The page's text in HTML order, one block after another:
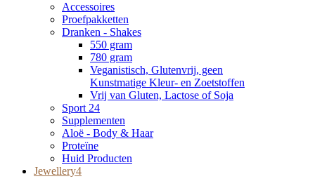
Accessoires
Proefpakketten
Dranken - Shakes
550 gram
780 gram
Veganistisch, Glutenvrij, geen
Kunstmatige Kleur- en Zoetstoffen
Vrij van Gluten, Lactose of Soja
Sport 24
Supplementen
Aloë - Body & Haar
Proteïne
Huid Producten
Jewellery4